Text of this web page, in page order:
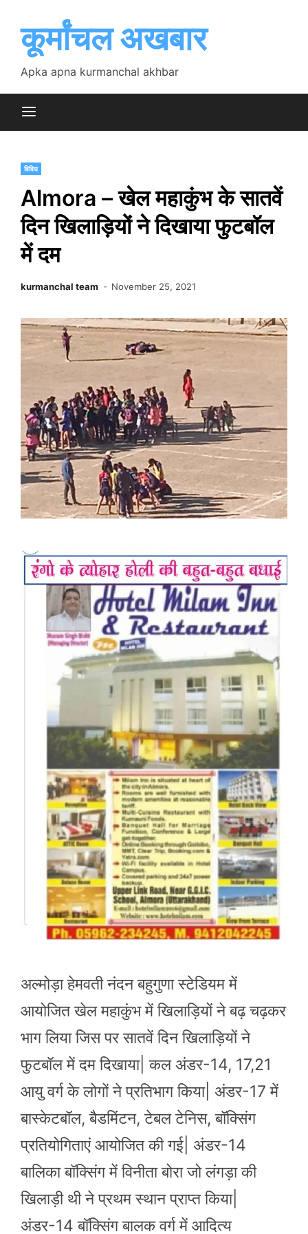
contentकूर्मांचल अखबार
Apka apna kurmanchal akhbar
विविध
Almora – खेल महाकुंभ के सातवें
दिन खिलाड़ियों ने दिखाया फुटबॉल
में दम
kurmanchal team November 25, 2021
अल्मोड़ा हेमवती नंदन बहुगुणा स्टेडियम में
आयोजित खेल महाकुंभ में खिलाड़ियों ने बढ़ चढ़कर
भाग लिया जिस पर सातवें दिन खिलाड़ियों ने
फुटबॉल में दम दिखाया| कल अंडर-14, 17,21
आयु वर्ग के लोगों ने प्रतिभाग किया| अंडर-17 में
बास्केटबॉल, बैडमिंटन, टेबल टेनिस, बॉक्सिंग
प्रतियोगिताएं आयोजित की गई| अंडर-14
बालिका बॉक्सिंग में विनीता बोरा जो लंगड़ा की
खिलाड़ी थी ने प्रथम स्थान प्राप्त किया|
अंडर-14 बॉक्सिंग बालक वर्ग में आदित्य